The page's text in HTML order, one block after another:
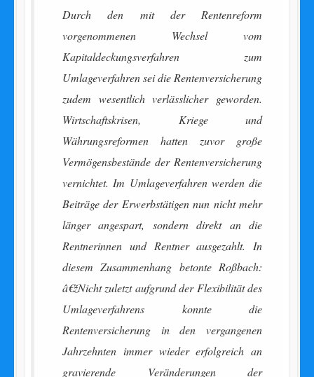
Durch den mit der Rentenreform
vorgenommenen Wechsel vom
Kapitaldeckungsverfahren zum
Umlageverfahren sei die Rentenversicherung
zudem wesentlich verlässlicher geworden.
Wirtschaftskrisen, Kriege und
Währungsreformen hatten zuvor große
Vermögensbestände der Rentenversicherung
vernichtet. Im Umlageverfahren werden die
Beiträge der Erwerbstätigen nun nicht mehr
länger angespart, sondern direkt an die
Rentnerinnen und Rentner ausgezahlt. In
diesem Zusammenhang betonte Roßbach:
â€žNicht zuletzt aufgrund der Flexibilität des
Umlageverfahrens konnte die
Rentenversicherung in den vergangenen
Jahrzehnten immer wieder erfolgreich an
gravierende Veränderungen der